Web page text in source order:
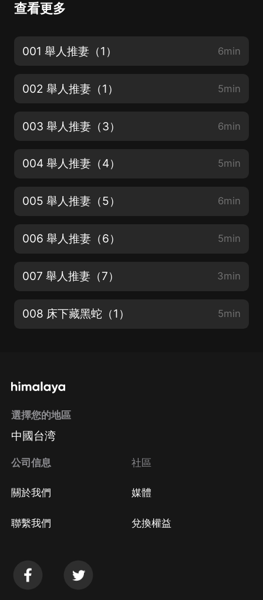
查看更多
001 舉人推妻（1） 6min
002 舉人推妻（1） 5min
003 舉人推妻（3） 6min
004 舉人推妻（4） 5min
005 舉人推妻（5） 6min
006 舉人推妻（6） 5min
007 舉人推妻（7） 3min
008 床下藏黑蛇（1） 5min
選擇您的地區
中國台湾
公司信息
關於我們
聯繫我們
社區
媒體
兌換權益